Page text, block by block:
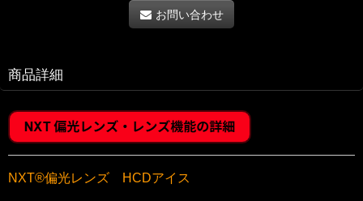
お問い合わせ
商品詳細
NXT®偏光レンズ HCDアイス